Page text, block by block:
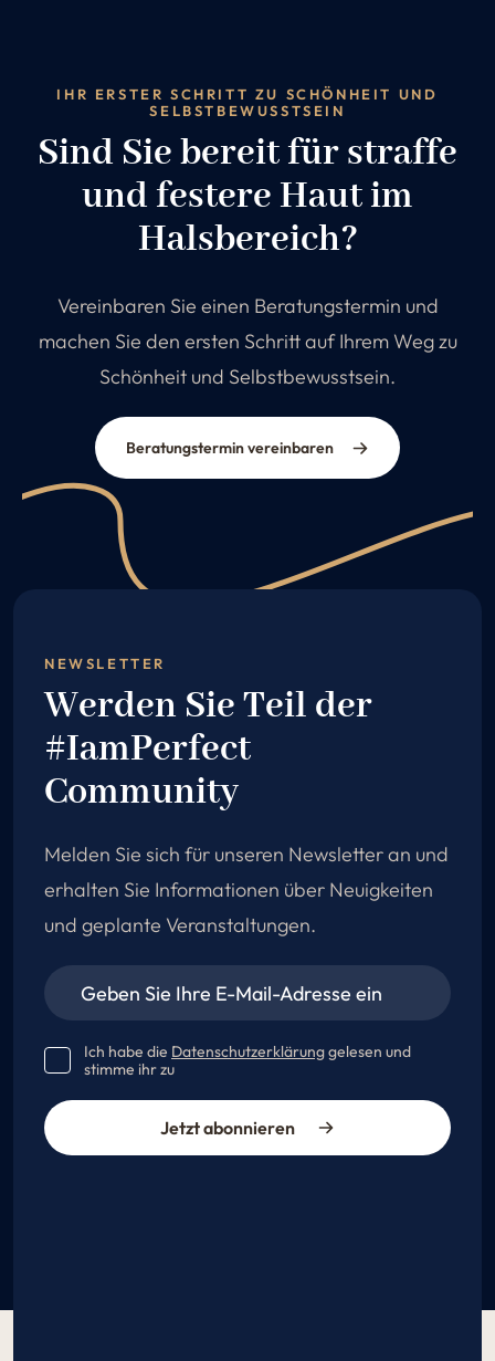
IHR ERSTER SCHRITT ZU SCHÖNHEIT UND
SELBSTBEWUSSTSEIN
Sind Sie bereit für straffe
und festere Haut im
Halsbereich?
Vereinbaren Sie einen Beratungstermin und
machen Sie den ersten Schritt auf Ihrem Weg zu
Schönheit und Selbstbewusstsein.
Beratungstermin vereinbaren
NEWSLETTER
Werden Sie Teil der
#IamPerfect
Community
Melden Sie sich für unseren Newsletter an und
erhalten Sie Informationen über Neuigkeiten
und geplante Veranstaltungen.
Ich habe die Datenschutzerklärunggelesen und
stimme ihr zu
Jetzt abonnieren